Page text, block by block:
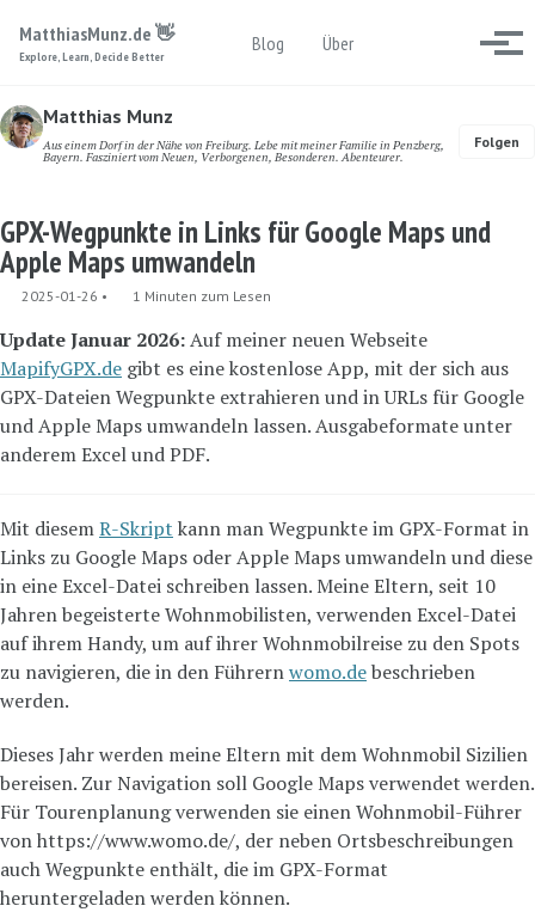
MatthiasMunz.de 👋
Explore, Learn, Decide Better
Blog Über Toggle search
Matthias Munz
Aus einem Dorf in der Nähe von Freiburg. Lebe mit meiner Familie in Penzberg,
Bayern. Fasziniert vom Neuen, Verborgenen, Besonderen. Abenteurer.
Folgen
GPX-Wegpunkte in Links für Google Maps und
Apple Maps umwandeln
2025-01-26 1 Minuten zum Lesen
Update Januar 2026:Auf meiner neuen Webseite
MapifyGPX.de gibt es eine kostenlose App, mit der sich aus
GPX-Dateien Wegpunkte extrahieren und in URLs für Google
und Apple Maps umwandeln lassen. Ausgabeformate unter
anderem Excel und PDF.
Mit diesemR-Skript kann man Wegpunkte im GPX-Format in
Links zu Google Maps oder Apple Maps umwandeln und diese
in eine Excel-Datei schreiben lassen. Meine Eltern, seit 10
Jahren begeisterte Wohnmobilisten, verwenden Excel-Datei
auf ihrem Handy, um auf ihrer Wohnmobilreise zu den Spots
zu navigieren, die in den Führernwomo.debeschrieben
werden.
Dieses Jahr werden meine Eltern mit dem Wohnmobil Sizilien
bereisen. Zur Navigation soll Google Maps verwendet werden.
Für Tourenplanung verwenden sie einen Wohnmobil-Führer
von https://www.womo.de/, der neben Ortsbeschreibungen
auch Wegpunkte enthält, die im GPX-Format
heruntergeladen werden können.